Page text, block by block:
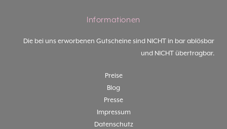
Informationen
Die bei uns erworbenen Gutscheine sind NICHT in bar ablösbar
und NICHT übertragbar.
Preise
Blog
Presse
Impressum
Datenschutz